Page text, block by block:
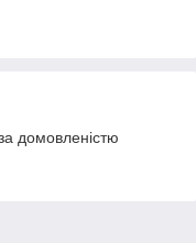
домовленістю